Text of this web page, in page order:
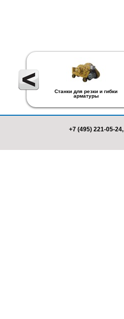
Станки для резки и гибки
арматуры
+7 (495) 221-05-24,